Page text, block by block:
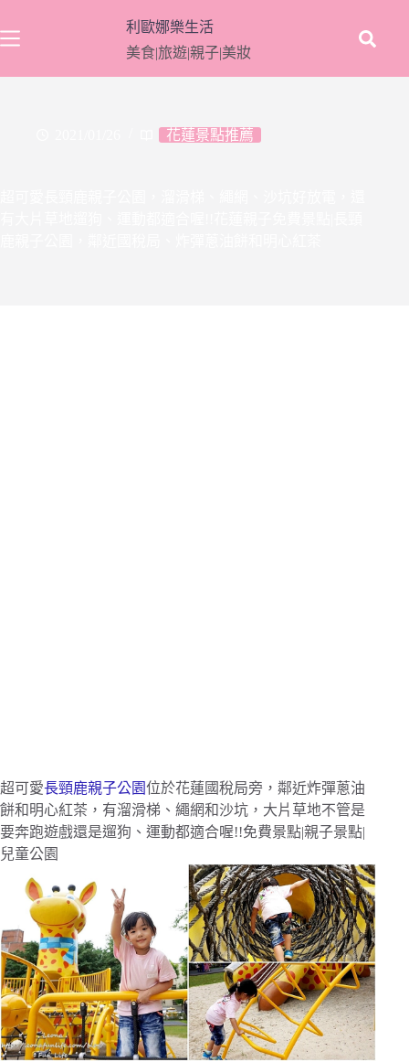
至
要
利歐娜樂生活
美食|旅遊|親子|美妝
花蓮景點推薦
超可愛長頸鹿親子公園位於花蓮國稅局旁，鄰近炸彈蔥油
餅和明心紅茶，有溜滑梯、繩網和沙坑，大片草地不管是
要奔跑遊戲還是遛狗、運動都適合喔!!免費景點|親子景點|
兒童公園